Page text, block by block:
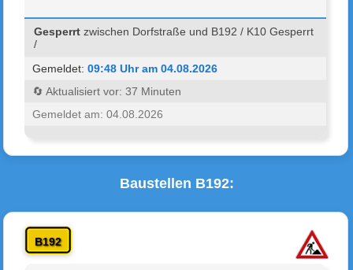
Gesperrt zwischen Dorfstraße und B192 / K10 Gesperrt
/
Gemeldet:09:48 Uhr am 04.08.2026
🔄 Aktualisiert vor: 37 Minuten
Gemeldet am: 04.08.2026
Baustellen B192:
B192